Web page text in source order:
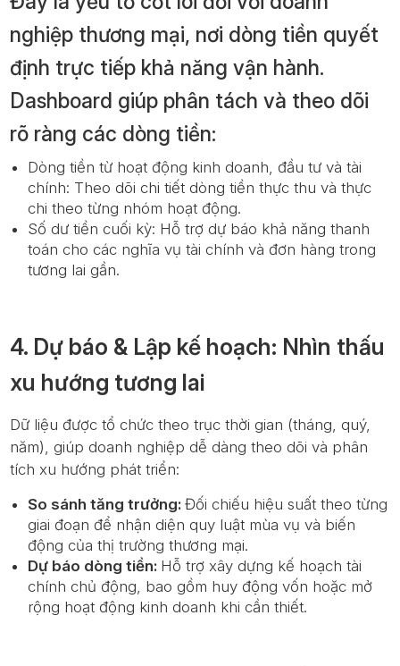
nghiệp thương mại, nơi dòng tiền quyết
định trực tiếp khả năng vận hành.
Dashboard giúp phân tách và theo dõi
rõ ràng các dòng tiền:
Dòng tiền từ hoạt động kinh doanh, đầu tư và tài
chính: Theo dõi chi tiết dòng tiền thực thu và thực
chi theo từng nhóm hoạt động.
Số dư tiền cuối kỳ: Hỗ trợ dự báo khả năng thanh
toán cho các nghĩa vụ tài chính và đơn hàng trong
tương lai gần.
4. Dự báo & Lập kế hoạch: Nhìn thấu
xu hướng tương lai
Dữ liệu được tổ chức theo trục thời gian (tháng, quý,
năm), giúp doanh nghiệp dễ dàng theo dõi và phân
tích xu hướng phát triển:
So sánh tăng trưởng: Đối chiếu hiệu suất theo từng
giai đoạn để nhận diện quy luật mùa vụ và biến
động của thị trường thương mại.
Dự báo dòng tiền: Hỗ trợ xây dựng kế hoạch tài
chính chủ động, bao gồm huy động vốn hoặc mở
rộng hoạt động kinh doanh khi cần thiết.